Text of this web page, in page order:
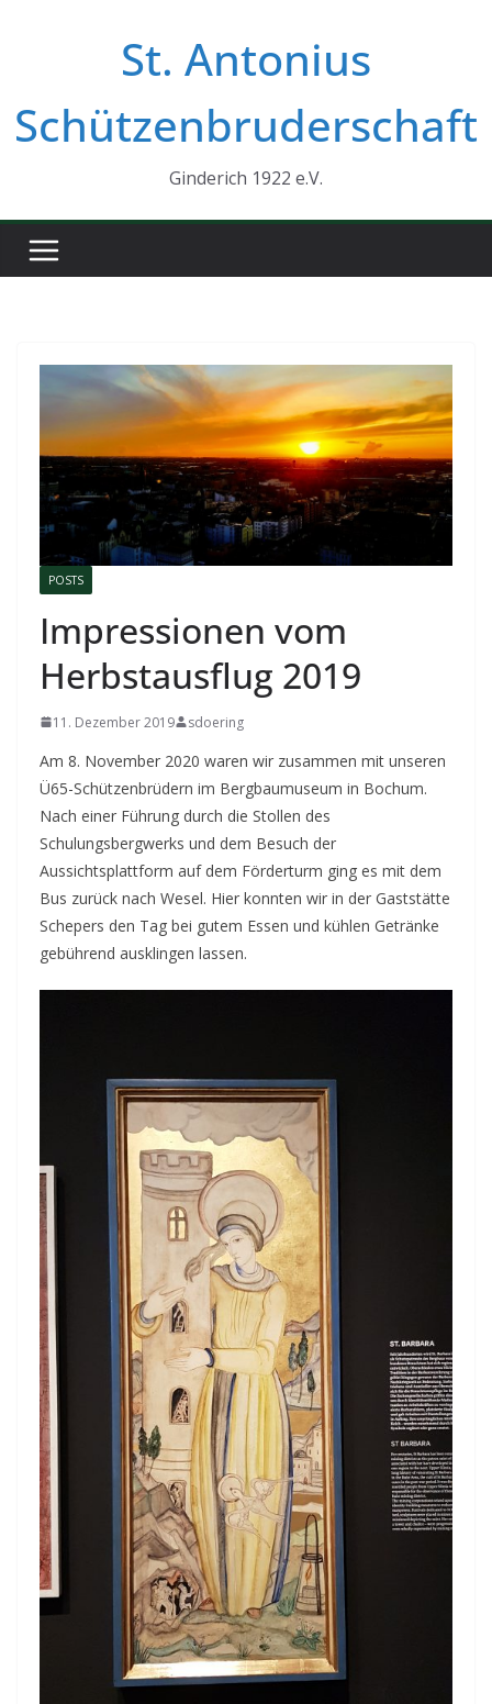
St. Antonius
Schützenbruderschaft
Ginderich 1922 e.V.
POSTS
Impressionen vom
Herbstausflug 2019
11. Dezember 2019 sdoering
Am 8. November 2020 waren wir zusammen mit unseren
Ü65-Schützenbrüdern im Bergbaumuseum in Bochum.
Nach einer Führung durch die Stollen des
Schulungsbergwerks und dem Besuch der
Aussichtsplattform auf dem Förderturm ging es mit dem
Bus zurück nach Wesel. Hier konnten wir in der Gaststätte
Schepers den Tag bei gutem Essen und kühlen Getränke
gebührend ausklingen lassen.